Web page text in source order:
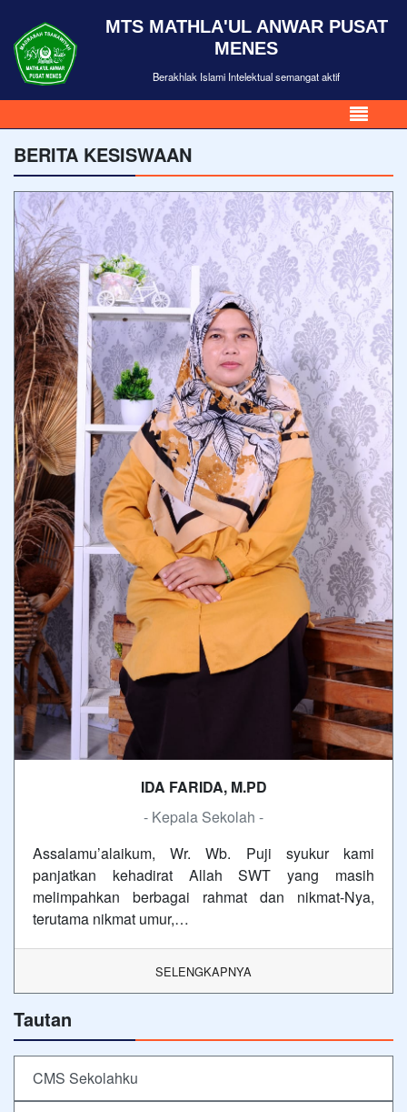
MTS MATHLA'UL ANWAR PUSAT
MENES
Berakhlak Islami Intelektual semangat aktif
BERITA KESISWAAN
IDA FARIDA, M.PD
- Kepala Sekolah -
Assalamu’alaikum, Wr. Wb. Puji syukur kami
panjatkan kehadirat Allah SWT yang masih
melimpahkan berbagai rahmat dan nikmat-Nya,
terutama nikmat umur,…
SELENGKAPNYA
Tautan
CMS Sekolahku